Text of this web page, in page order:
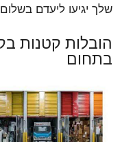
שלך יגיעו ליעדם
הובלות קטנות
בתחום